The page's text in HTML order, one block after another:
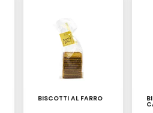
BISCOTTI AL FARRO